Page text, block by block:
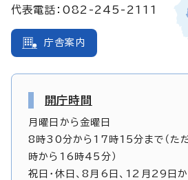
代表電話：082-245-2111
庁舎案内
開庁時間
月曜日から金曜日
8時30分から17時15分まで（た
時から16時45分）
祝日・休日、8月6日、12月29日